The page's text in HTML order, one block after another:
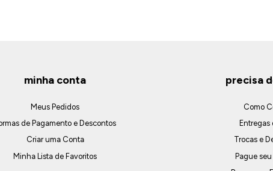
minha conta
Meus Pedidos
de Pagamento e Descontos
Criar uma Conta
Minha Lista de Favoritos
precisa
Como
Entregas
Trocas e
Pague